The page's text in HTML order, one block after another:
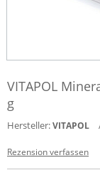
VITAPOL
g
Hersteller:VITAPOL
Rezension verfassen